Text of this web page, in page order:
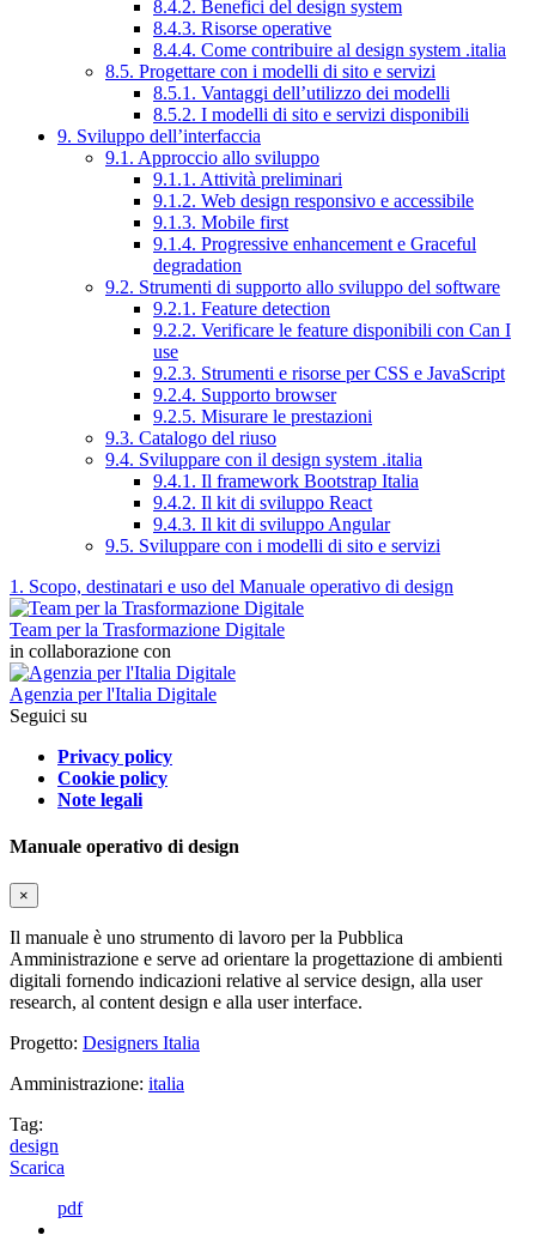
8.4.2. Benefici del design system
8.4.3. Risorse operative
8.4.4. Come contribuire al design system .italia
8.5. Progettare con i modelli di sito e servizi
8.5.1. Vantaggi dell’utilizzo dei modelli
8.5.2. I modelli di sito e servizi disponibili
9. Sviluppo dell’interfaccia
9.1. Approccio allo sviluppo
9.1.1. Attività preliminari
9.1.2. Web design responsivo e accessibile
9.1.3. Mobile first
9.1.4. Progressive enhancement e Graceful
degradation
9.2. Strumenti di supporto allo sviluppo del software
9.2.1. Feature detection
9.2.2. Verificare le feature disponibili con Can I
use
9.2.3. Strumenti e risorse per CSS e JavaScript
9.2.4. Supporto browser
9.2.5. Misurare le prestazioni
9.3. Catalogo del riuso
9.4. Sviluppare con il design system .italia
9.4.1. Il framework Bootstrap Italia
9.4.2. Il kit di sviluppo React
9.4.3. Il kit di sviluppo Angular
9.5. Sviluppare con i modelli di sito e servizi
1. Scopo, destinatari e uso del Manuale operativo di design
Team per la Trasformazione Digitale
in collaborazione con
Agenzia per l'Italia Digitale
Seguici su
Privacy policy
Cookie policy
Note legali
Manuale operativo di design
×
Il manuale è uno strumento di lavoro per la Pubblica
Amministrazione e serve ad orientare la progettazione di ambienti
digitali fornendo indicazioni relative al service design, alla user
research, al content design e alla user interface.
Progetto: Designers Italia
Amministrazione: italia
Tag:
design
Scarica
pdf